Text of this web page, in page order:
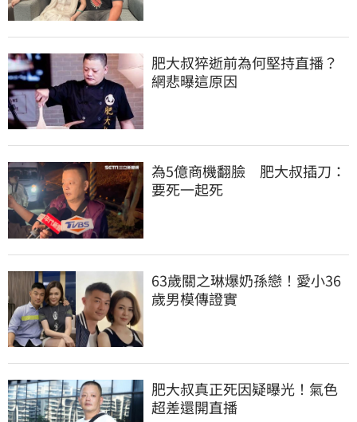
肥大叔猝逝前為何堅持直播？
網悲曝這原因
為5億商機翻臉　肥大叔插刀：
要死一起死
63歲關之琳爆奶孫戀！愛小36
歲男模傳證實
肥大叔真正死因疑曝光！氣色
超差還開直播